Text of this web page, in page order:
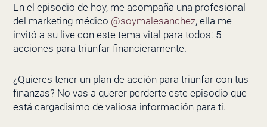
En el episodio de hoy, me acompaña una profesional
del marketing médico @soymalesanchez, ella me
invitó a su live con este tema vital para todos: 5
acciones para triunfar financieramente.
¿Quieres tener un plan de acción para triunfar con tus
finanzas? No vas a querer perderte este episodio que
está cargadísimo de valiosa información para ti.